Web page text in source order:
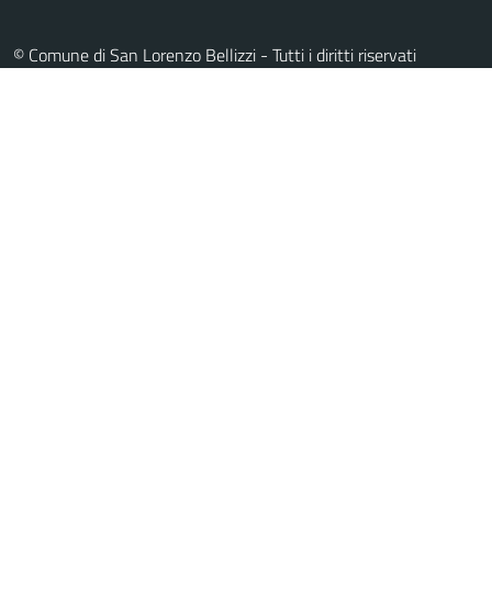
© Comune di San Lorenzo Bellizzi - Tutti i diritti riservati